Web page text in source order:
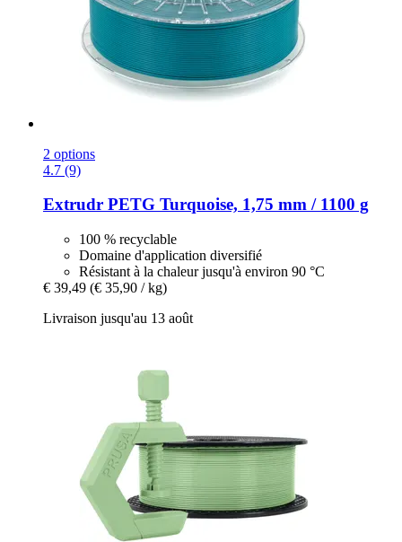
2 options
4.7 (9)
Extrudr PETG Turquoise, 1,75 mm / 1100 g
100 % recyclable
Domaine d'application diversifié
Résistant à la chaleur jusqu'à environ 90 °C
€ 39,49 (€ 35,90 / kg)
Livraison jusqu'au 13 août